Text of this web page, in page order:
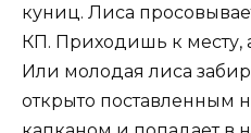
куниц. Лиса
КП. Приходишь к месту,
Или молодая лиса
открыто поставленным